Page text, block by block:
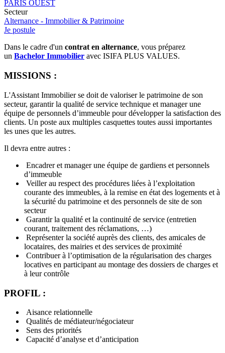
PARIS OUEST
Secteur
Alternance - Immobilier & Patrimoine
Je postule
Dans le cadre d'un contrat en alternance, vous préparez
un Bachelor Immobilier avec ISIFA PLUS VALUES.
MISSIONS :
L'Assistant Immobilier se doit de valoriser le patrimoine de son
secteur, garantir la qualité de service technique et manager une
équipe de personnels d’immeuble pour développer la satisfaction des
clients. Un poste aux multiples casquettes toutes aussi importantes
les unes que les autres.
Il devra entre autres :
Encadrer et manager une équipe de gardiens et personnels
d’immeuble
Veiller au respect des procédures liées à l’exploitation
courante des immeubles, à la remise en état des logements et à
la sécurité du patrimoine et des personnels de site de son
secteur
Garantir la qualité et la continuité de service (entretien
courant, traitement des réclamations, …)
Représenter la société auprès des clients, des amicales de
locataires, des mairies et des services de proximité
Contribuer à l’optimisation de la régularisation des charges
locatives en participant au montage des dossiers de charges et
à leur contrôle
PROFIL :
Aisance relationnelle
Qualités de médiateur/négociateur
Sens des priorités
Capacité d’analyse et d’anticipation